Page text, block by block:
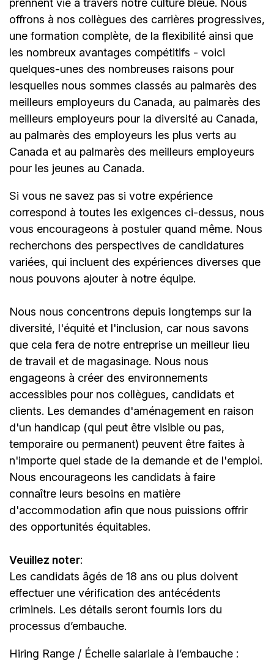
prennent vie à travers notre culture bleue. Nous
offrons à nos collègues des carrières progressives,
une formation complète, de la flexibilité ainsi que
les nombreux avantages compétitifs - voici
quelques-unes des nombreuses raisons pour
lesquelles nous sommes classés au palmarès des
meilleurs employeurs du Canada, au palmarès des
meilleurs employeurs pour la diversité au Canada,
au palmarès des employeurs les plus verts au
Canada et au palmarès des meilleurs employeurs
pour les jeunes au Canada.
Si vous ne savez pas si votre expérience
correspond à toutes les exigences ci-dessus, nous
vous encourageons à postuler quand même. Nous
recherchons des perspectives de candidatures
variées, qui incluent des expériences diverses que
nous pouvons ajouter à notre équipe.
Nous nous concentrons depuis longtemps sur la
diversité, l'équité et l'inclusion, car nous savons
que cela fera de notre entreprise un meilleur lieu
de travail et de magasinage. Nous nous
engageons à créer des environnements
accessibles pour nos collègues, candidats et
clients. Les demandes d'aménagement en raison
d'un handicap (qui peut être visible ou pas,
temporaire ou permanent) peuvent être faites à
n'importe quel stade de la demande et de l'emploi.
Nous encourageons les candidats à faire
connaître leurs besoins en matière
d'accommodation afin que nous puissions offrir
des opportunités équitables.
Veuillez noter:
Les candidats âgés de 18 ans ou plus doivent
effectuer une vérification des antécédents
criminels. Les détails seront fournis lors du
processus d’embauche.
Hiring Range / Échelle salariale à l’embauche :